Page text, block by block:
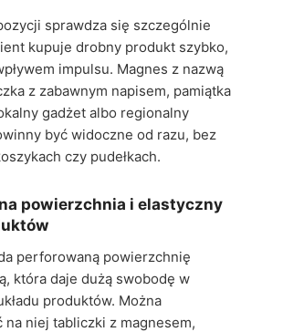
sprawdza się szczególnie
kupuje drobny produkt szybko,
impulsu. Magnes z nazwą
z zabawnym napisem, pamiątka
gadżet albo regionalny
być widoczne od razu, bez
czy pudełkach.
powierzchnia i elastyczny
perforowaną powierzchnię
która daje dużą swobodę w
produktów. Można
na niej tabliczki z magnesem,